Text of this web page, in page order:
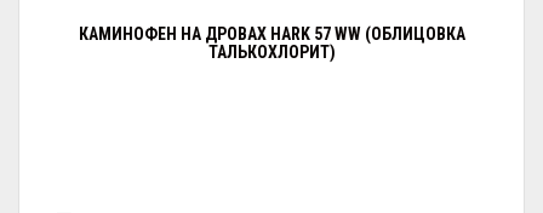
КАМИНОФЕН НА ДРОВАХ HARK 57 WW (ОБЛИЦОВКА
ТАЛЬКОХЛОРИТ)